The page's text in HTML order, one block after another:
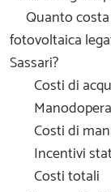
Quanto
fotovoltaica
Sassari?
Costi di
Costi di
Incentivi
Costi totali